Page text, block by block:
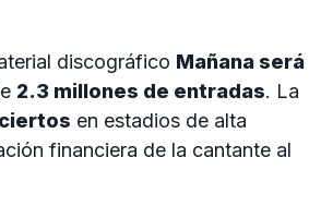
discográfico Mañana será
2.3 millones de entradas. La
en estadios de alta
financiera de la cantante al